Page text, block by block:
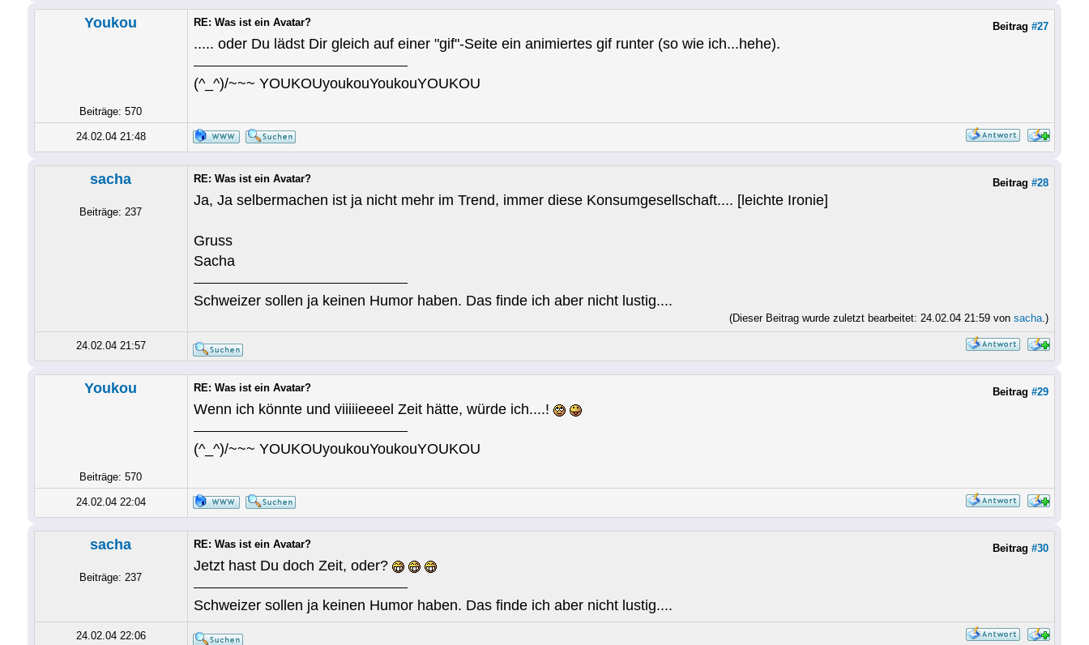
Youkou
Beiträge: 570
Beitrag #27
RE: Was ist ein Avatar?
..... oder Du lädst Dir gleich auf einer "gif"-Seite ein animiertes gif runter (so wie ich...hehe).
(^_^)/~~~ YOUKOUyoukouYoukouYOUKOU
24.02.04 21:48
sacha
Beiträge: 237
Beitrag #28
RE: Was ist ein Avatar?
Ja, Ja selbermachen ist ja nicht mehr im Trend, immer diese Konsumgesellschaft.... [leichte Ironie]
Gruss
Sacha
Schweizer sollen ja keinen Humor haben. Das finde ich aber nicht lustig....
(Dieser Beitrag wurde zuletzt bearbeitet: 24.02.04 21:59 von sacha.)
24.02.04 21:57
Youkou
Beiträge: 570
Beitrag #29
RE: Was ist ein Avatar?
Wenn ich könnte und viiiiieeeel Zeit hätte, würde ich....!
(^_^)/~~~ YOUKOUyoukouYoukouYOUKOU
24.02.04 22:04
sacha
Beiträge: 237
Beitrag #30
RE: Was ist ein Avatar?
Jetzt hast Du doch Zeit, oder?
Schweizer sollen ja keinen Humor haben. Das finde ich aber nicht lustig....
24.02.04 22:06